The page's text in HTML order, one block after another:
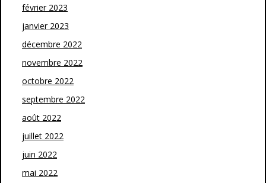
février 2023
janvier 2023
décembre 2022
novembre 2022
octobre 2022
septembre 2022
août 2022
juillet 2022
juin 2022
mai 2022